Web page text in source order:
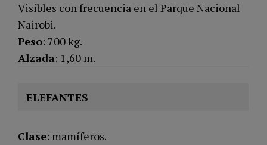
Visibles con frecuencia en el Parque Nacional
Nairobi.
Peso: 700 kg.
Alzada: 1,60 m.
ELEFANTES
Clase: mamíferos.